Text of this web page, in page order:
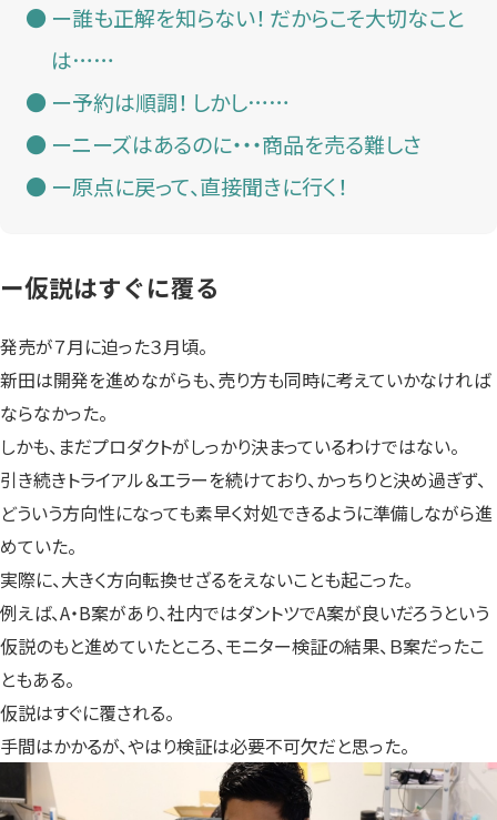
ー誰も正解を知らない！ だからこそ大切なこと
は……
ー予約は順調！ しかし……
ーニーズはあるのに・・・商品を売る難しさ
ー原点に戻って、直接聞きに行く！
ー仮説はすぐに覆る
発売が７月に迫った３月頃。
新田は開発を進めながらも、売り方も同時に考えていかなければ
ならなかった。
しかも、まだプロダクトがしっかり決まっているわけではない。
引き続きトライアル＆エラーを続けており、かっちりと決め過ぎず、
どういう方向性になっても素早く対処できるように準備しながら進
めていた。
実際に、大きく方向転換せざるをえないことも起こった。
例えば、A・B案があり、社内ではダントツでA案が良いだろうという
仮説のもと進めていたところ、モニター検証の結果、Ｂ案だったこ
ともある。
仮説はすぐに覆される。
手間はかかるが、やはり検証は必要不可欠だと思った。